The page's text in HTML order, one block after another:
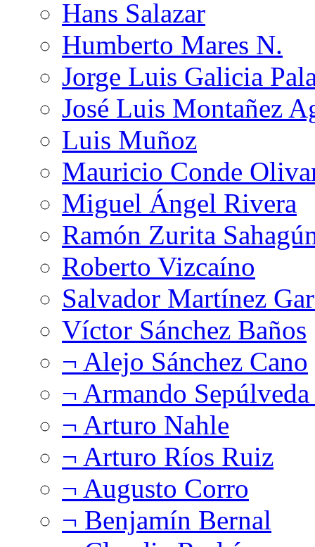
Hans Salazar
Humberto Mares N.
Jorge Luis Galicia
José Luis Montañez
Luis Muñoz
Mauricio Conde
Miguel Ángel Rivera
Ramón Zurita
Roberto Vizcaíno
Salvador Martínez
Víctor Sánchez Baños
¬ Alejo Sánchez Cano
¬ Armando
¬ Arturo Nahle
¬ Arturo Ríos Ruiz
¬ Augusto Corro
¬ Benjamín Bernal